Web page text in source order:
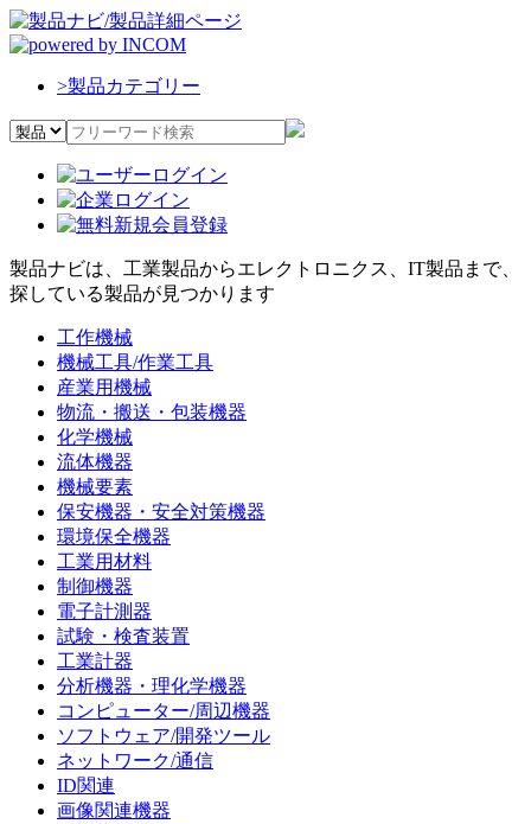
>製品カテゴリー
製品ナビは、工業製品からエレクトロニクス、IT製品まで、
探している製品が見つかります
工作機械
機械工具/作業工具
産業用機械
物流・搬送・包装機器
化学機械
流体機器
機械要素
保安機器・安全対策機器
環境保全機器
工業用材料
制御機器
電子計測器
試験・検査装置
工業計器
分析機器・理化学機器
コンピューター/周辺機器
ソフトウェア/開発ツール
ネットワーク/通信
ID関連
画像関連機器